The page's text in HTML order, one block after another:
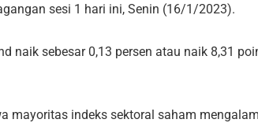
sesi 1 hari ini, Senin (16/1/2023).
naik sebesar 0,13 persen atau naik 8,31
mayoritas indeks sektoral saham